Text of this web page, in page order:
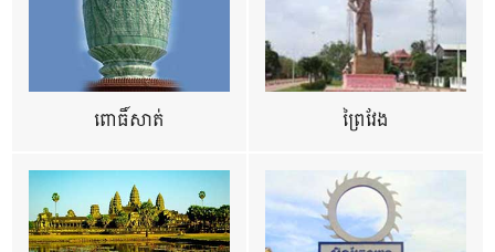
ពោធិ៍សាត់ ព្រៃវែង